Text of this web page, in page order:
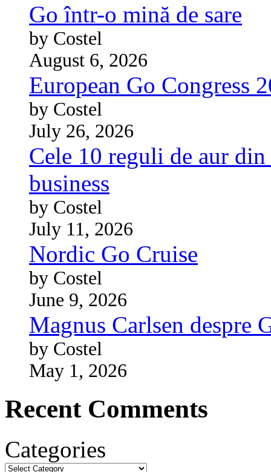
Go într-o mină de sare
by Costel
August 6, 2026
European Go Congress
by Costel
July 26, 2026
Cele 10 reguli de aur
business
by Costel
July 11, 2026
Nordic Go Cruise
by Costel
June 9, 2026
Magnus Carlsen despre
by Costel
May 1, 2026
Recent Comments
Categories